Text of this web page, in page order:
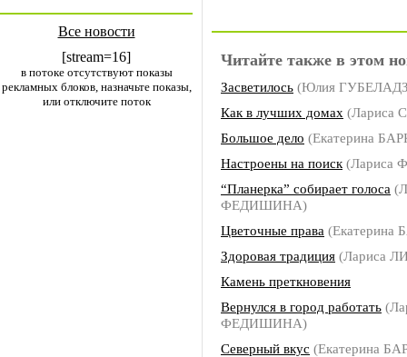
Все новости
[stream=16]
в потоке отсутствуют показы
рекламных блоков, назначьте показы,
или отключите поток
Читайте также в этом
Засветилось (Юлия
Как в лучших домах (Лариса
Большое дело (Екатерина
Настроены на поиск
“Планерка” собирает голоса
ФЕДИШИНА)
Цветочные права (Екатерина
Здоровая традиция (Лариса
Камень преткновения
Вернулся в город работать
ФЕДИШИНА)
Северный вкус (Екатерина